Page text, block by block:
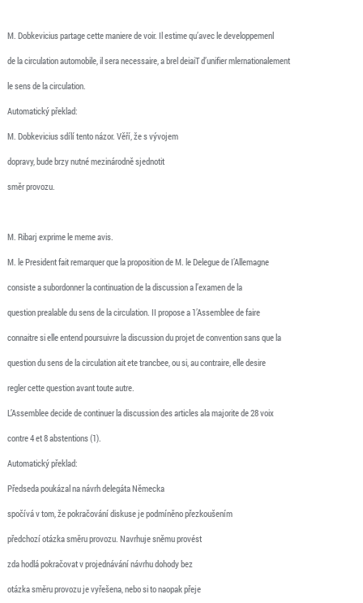
M. Dobkevicius partage cette maniere de voir. Il estime qu’avec le developpemenl
de la circulation automobile, il sera necessaire, a brel deiaiT d’unifier mlernationalement
le sens de la circulation.
Automatický překlad:
M. Dobkevicius sdílí tento názor. Věří, že s vývojem
dopravy, bude brzy nutné mezinárodně sjednotit
směr provozu.
M. Ribarj exprime le meme avis.
M. le President fait remarquer que la proposition de M. le Delegue de I’Allemagne
consiste a subordonner la continuation de la discussion a l’examen de la
question prealable du sens de la circulation. II propose a 1’Assemblee de faire
connaitre si elle entend poursuivre la discussion du projet de convention sans que la
question du sens de la circulation ait ete trancbee, ou si, au contraire, elle desire
regler cette question avant toute autre.
L’Assemblee decide de continuer la discussion des articles ala majorite de 28 voix
contre 4 et 8 abstentions (1).
Automatický překlad:
Předseda poukázal na návrh delegáta Německa
spočívá v tom, že pokračování diskuse je podmíněno přezkoušením
předchozí otázka směru provozu. Navrhuje sněmu provést
zda hodlá pokračovat v projednávání návrhu dohody bez
otázka směru provozu je vyřešena, nebo si to naopak přeje